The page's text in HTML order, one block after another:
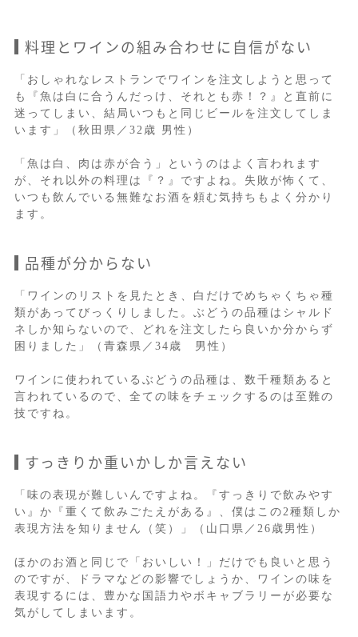
料理とワインの組み合わせに自信がない
「おしゃれなレストランでワインを注文しようと思って
も『魚は白に合うんだっけ、それとも赤！？』と直前に
迷ってしまい、結局いつもと同じビールを注文してしま
います」（秋田県／32歳 男性）
「魚は白、肉は赤が合う」というのはよく言われます
が、それ以外の料理は『？』ですよね。失敗が怖くて、
いつも飲んでいる無難なお酒を頼む気持ちもよく分かり
ます。
品種が分からない
「ワインのリストを見たとき、白だけでめちゃくちゃ種
類があってびっくりしました。ぶどうの品種はシャルド
ネしか知らないので、どれを注文したら良いか分からず
困りました」（青森県／34歳 男性）
ワインに使われているぶどうの品種は、数千種類あると
言われているので、全ての味をチェックするのは至難の
技ですね。
すっきりか重いかしか言えない
「味の表現が難しいんですよね。『すっきりで飲みやす
い』か『重くて飲みごたえがある』、僕はこの2種類しか
表現方法を知りません（笑）」（山口県／26歳男性）
ほかのお酒と同じで「おいしい！」だけでも良いと思う
のですが、ドラマなどの影響でしょうか、ワインの味を
表現するには、豊かな国語力やボキャブラリーが必要な
気がしてしまいます。